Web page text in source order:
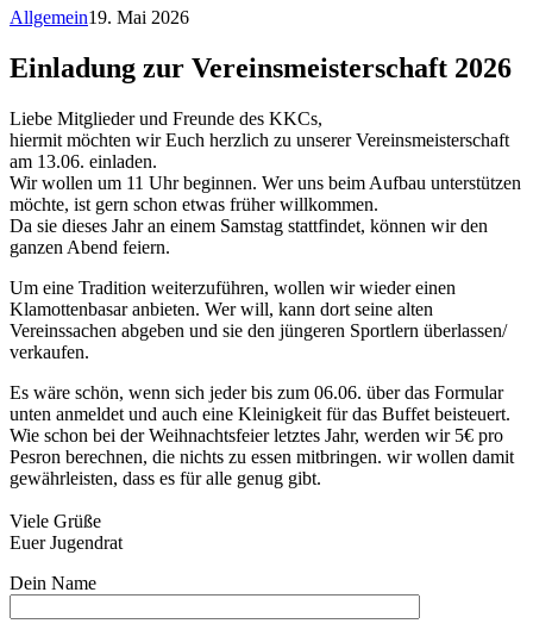
Allgemein19. Mai 2026
Einladung zur Vereinsmeisterschaft 2026
Liebe Mitglieder und Freunde des KKCs,
hiermit möchten wir Euch herzlich zu unserer Vereinsmeisterschaft
am 13.06. einladen.
Wir wollen um 11 Uhr beginnen. Wer uns beim Aufbau unterstützen
möchte, ist gern schon etwas früher willkommen.
Da sie dieses Jahr an einem Samstag stattfindet, können wir den
ganzen Abend feiern.
Um eine Tradition weiterzuführen, wollen wir wieder einen
Klamottenbasar anbieten. Wer will, kann dort seine alten
Vereinssachen abgeben und sie den jüngeren Sportlern überlassen/
verkaufen.
Es wäre schön, wenn sich jeder bis zum 06.06. über das Formular
unten anmeldet und auch eine Kleinigkeit für das Buffet beisteuert.
Wie schon bei der Weihnachtsfeier letztes Jahr, werden wir 5€ pro
Pesron berechnen, die nichts zu essen mitbringen. wir wollen damit
gewährleisten, dass es für alle genug gibt.
Viele Grüße
Euer Jugendrat
Dein Name